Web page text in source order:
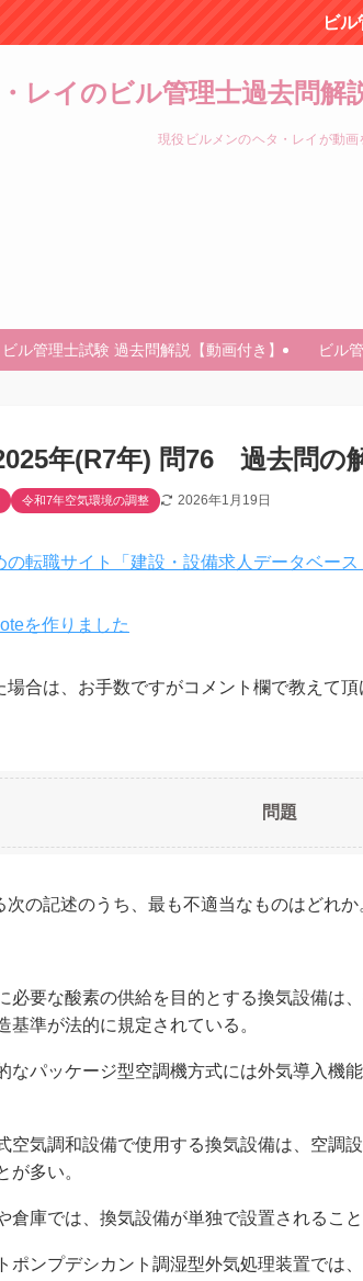
ビ
レイのビル管理士過去問解
現役ビルメンのヘタ・レイが動
ビル管理士試験 過去問解説【動画付き】 ビル
年(R7年) 問76 過去問の
令和7年空気環境の調整 2026年1月19日
の転職サイト「建設・設備求人データベース
を作りました
合は、お手数ですがコメント欄で教えて頂
問題
の記述のうち、最も不適当なものはどれか
必要な酸素の供給を目的とする換気設備は
基準が法的に規定されている。
なパッケージ型空調機方式には外気導入機
空気調和設備で使用する換気設備は、空調
が多い。
倉庫では、換気設備が単独で設置されること
ポンプデシカント調湿型外気処理装置では